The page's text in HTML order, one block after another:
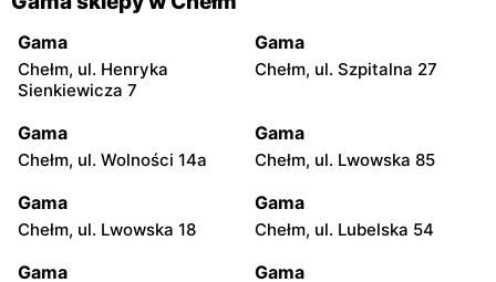
Gama
Chełm, ul. Henryka
Sienkiewicza 7
Gama
Chełm, ul. Szpitalna 27
Gama
Chełm, ul. Wolności 14a
Gama
Chełm, ul. Lwowska 85
Gama
Chełm, ul. Lwowska 18
Gama
Chełm, ul. Lubelska 54
Gama Gama